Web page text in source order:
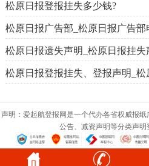
松原日报登报挂失多少钱?
松原日报广告部_松原日报广告部
松原日报遗失声明_松原日报挂失
松原日报登报挂失、登报声明_
声明：爱起航登报网是一个代办各省权威报
公告、减资声明等分类声明